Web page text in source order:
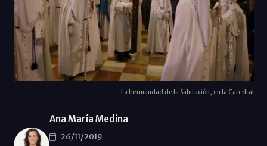
La hermandad de la Salutación, en la Catedral
Ana María Medina
26/11/2019